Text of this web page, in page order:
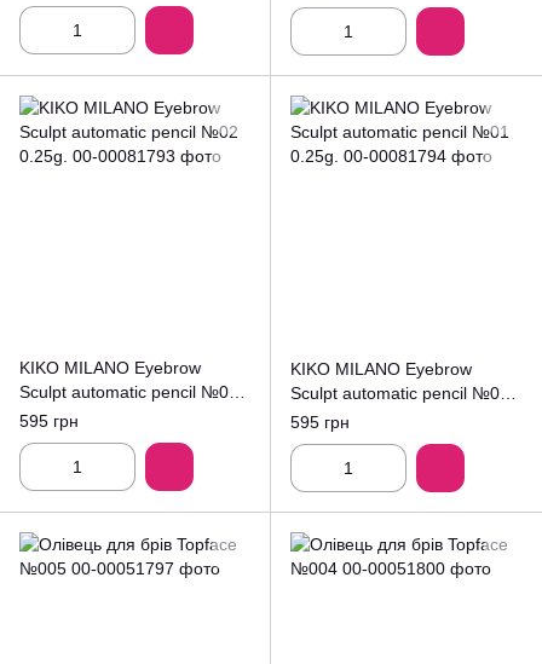
KIKO MILANO Eyebrow
Sculpt automatic pencil №02
0.25g.
595 грн
KIKO MILANO Eyebrow
Sculpt automatic pencil №01
0.25g.
595 грн